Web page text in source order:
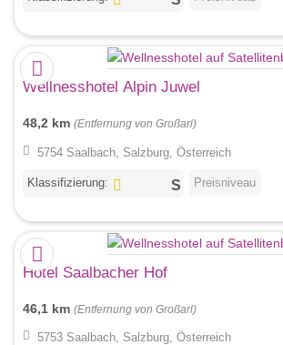
Wellnesshotel Alpin Juwel
48,2 km (Entfernung von Großarl)
5754 Saalbach, Salzburg, Österreich
Klassifizierung: Preisniveau
Hotel Saalbacher Hof
46,1 km (Entfernung von Großarl)
5753 Saalbach, Salzburg, Österreich